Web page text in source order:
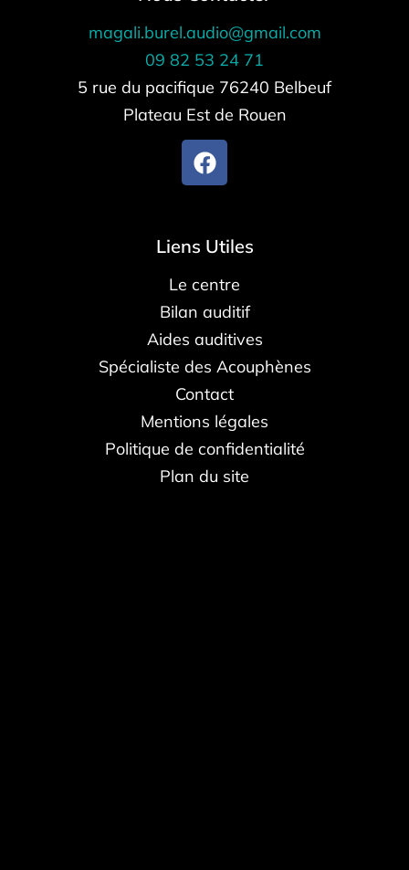
magali.burel.audio@gmail.com
09 82 53 24 71
5 rue du pacifique 76240 Belbeuf
Plateau Est de Rouen
Liens Utiles
Le centre
Bilan auditif
Aides auditives
Spécialiste des Acouphènes
Contact
Mentions légales
Politique de confidentialité
Plan du site